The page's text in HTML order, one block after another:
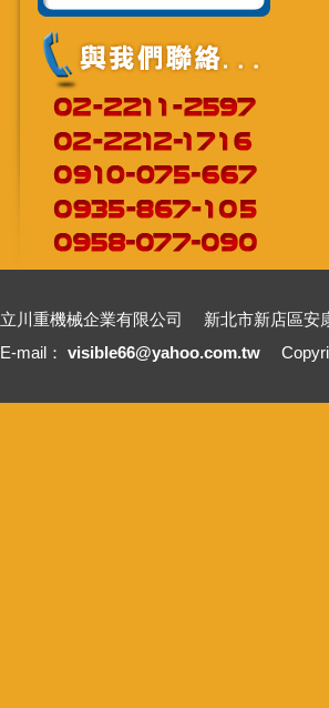
立川重機械企業有限公司 新北市新店區安
E-mail： visible66@yahoo.com.tw